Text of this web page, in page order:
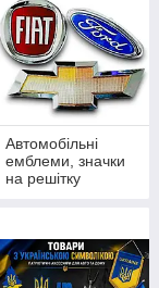
Автомобільні
емблеми, значки
на решітку